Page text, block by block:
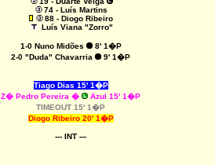
74 - Luís Martins
88 - Diogo Ribeiro
Luís Viana "Zorro"
1-0 Nuno Midões
8' 1�P
2-0 "Duda" Chavarria
9' 1�P
Tiago Dias 15' 1�P
Z� Pedro Pereira �
Azul 15' 1�P
TIMEOUT 15' 1�P
Diogo Ribeiro 20' 1�P
--- INT ---